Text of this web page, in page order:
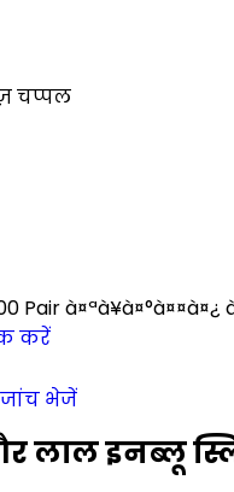
चप्पल
Pair à¤ªà¥à¤°à¤¤à¤¿
करें
जांच भेजें
इनब्लू